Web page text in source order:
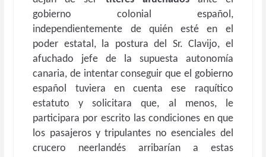
gobierno colonial español,
independientemente de quién esté en el
poder estatal, la postura del Sr. Clavijo, el
afuchado jefe de la supuesta autonomía
canaria, de intentar conseguir que el gobierno
español tuviera en cuenta ese raquítico
estatuto y solicitara que, al menos, le
participara por escrito las condiciones en que
los pasajeros y tripulantes no esenciales del
crucero neerlandés arribarían a estas